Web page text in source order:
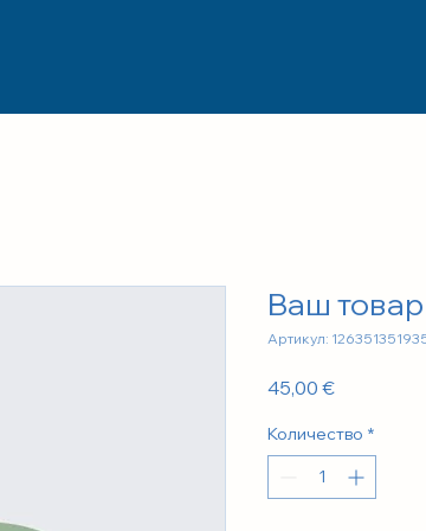
Ваш товар
Артикул:
45,00 €Цена
Количество *